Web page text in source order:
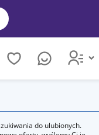
do ulubionych.